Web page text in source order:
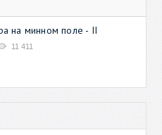
на минном поле - II
11 411